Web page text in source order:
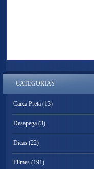
CATEGORIAS
Caixa Preta (13)
Desapega (3)
Dicas (22)
Filmes (191)